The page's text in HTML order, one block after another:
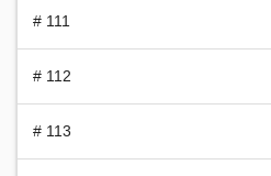
# 111
# 112
# 113